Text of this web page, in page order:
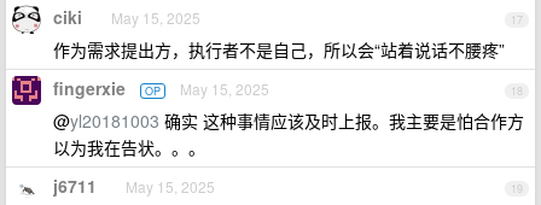
17
ciki May 15, 2025
作为需求提出方，执行者不是自己，所以会“站着说话不腰疼”
18
fingerxie OP May 15, 2025
@yl20181003 确实 这种事情应该及时上报。我主要是怕合作方
以为我在告状。。。
19
j6711 May 15, 2025